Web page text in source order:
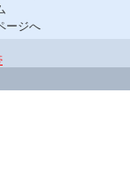
ージへ